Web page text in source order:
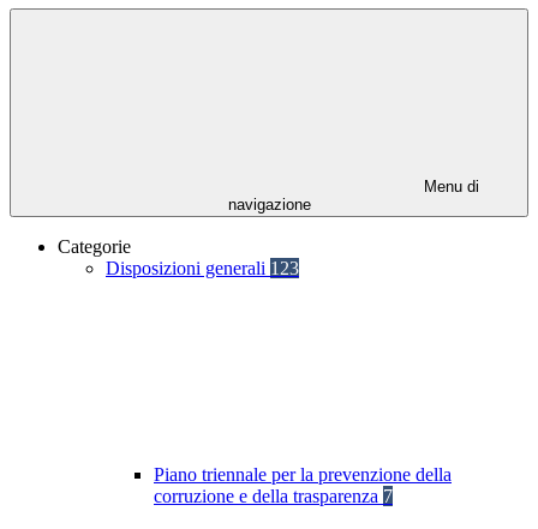
Menu di
navigazione
Categorie
Disposizioni generali 123
Piano triennale per la prevenzione della
corruzione e della trasparenza 7